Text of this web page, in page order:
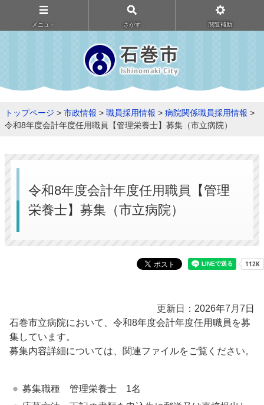
メニュ－ さがす 閲覧補助
トップページ > 市政情報 > 職員採用情報 > 病院関係職員採用情報 >
令和8年度会計年度任用職員【管理栄養士】募集（市立病院）
令和8年度会計年度任用職員【管理
栄養士】募集（市立病院）
更新日：2026年7月7日
石巻市立病院において、令和8年度会計年度任用職員を募
集しています。
募集内容詳細については、関連ファイルをご覧ください。
募集職種 管理栄養士 1名